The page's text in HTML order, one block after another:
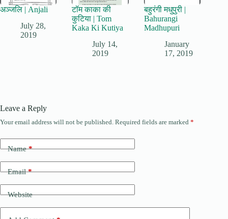
अञ्जलि | Anjali
July 28,
2019
टॉम काका की
कुटिया | Tom
Kaka Ki Kutiya
July 14,
2019
बहुरंगी मधुपुरी |
Bahurangi
Madhupuri
January
17, 2019
Leave a Reply
Your email address will not be published. Required fields are marked *
Name*
Email*
Website